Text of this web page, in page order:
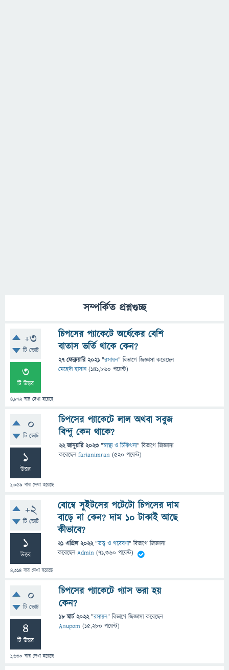
সম্পর্কিত প্রশ্নগুচ্ছ
+3
টি ভোট
3
টি উত্তর
4,872বার দেখা হয়েছে
চিপসের প্যাকেটে অর্ধেকের বেশি
বাতাস ভর্তি থাকে কেন?
27 ফেব্রুয়ারি 2021 "রসায়ন" বিভাগে জিজ্ঞাসাকরেছেন
মেহেদী হাসান (141,860 পয়েন্ট)
0
টি ভোট
1
উত্তর
1,059 বার দেখা হয়েছে
চিপসের প্যাকেটে লাল অথবা সবুজ
বিন্দু কেন থাকে?
22 জানুয়ারি 2023 "স্বাস্থ্য ও চিকিৎসা" বিভাগে জিজ্ঞাসা
করেছেনfarianimran (520 পয়েন্ট)
+2
টি ভোট
1
উত্তর
4,314 বার দেখা হয়েছে
বোম্বে সুইটসের পটেটো চিপসের দাম
বাড়ে না কেন? দাম ১০ টাকাই আছে
কীভাবে?
21 এপ্রিল 2022 "তত্ত্ব ও গবেষণা" বিভাগে জিজ্ঞাসা
করেছেনAdmin (71,360 পয়েন্ট)
0
টি ভোট
4
টি উত্তর
1,630 বার দেখা হয়েছে
চিপসের প্যাকেটে গ্যাস ভরা হয়
কেন?
18 মার্চ 2022 "রসায়ন" বিভাগে জিজ্ঞাসাকরেছেন
Anupom (15,280 পয়েন্ট)